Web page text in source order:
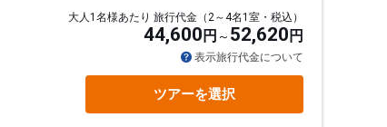
大人1名様あたり 旅行代金（2～4名1室・税込）
44,600 円 52,620 円
表示旅行代金について
ツアーを選択